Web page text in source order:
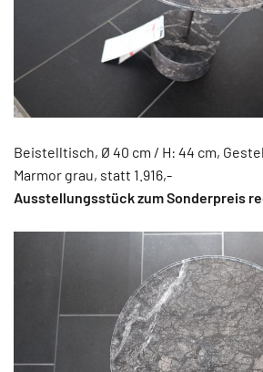
Beistelltisch, Ø 40 cm / H: 44 cm,
Marmor grau, statt 1.916,-
Ausstellungsstück zum Sonderpreis